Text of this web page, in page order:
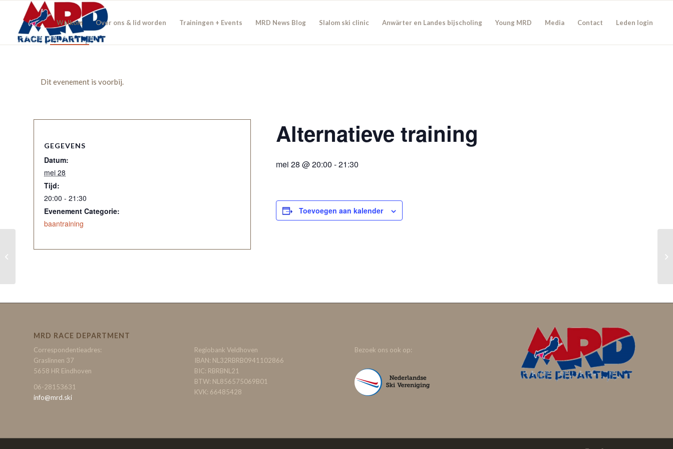
Welkom Over ons & lid worden Trainingen + Events MRD News Blog Slalom ski clinic Anwärter en Landes bijscholing Young MRD Media Contact Leden login
Dit evenement is voorbij.
Alternatieve training
mei 28 @ 20:00 -21:30
Toevoegen aan kalender
GEGEVENS
Datum:
mei 28
Tijd:
20:00 - 21:30
Evenement Categorie:
baantraining
MRD RACE DEPARTMENT
Correspondentieadres:
Graslinnen 37
5658 HR Eindhoven
06-28153631
info@mrd.ski
Regiobank Veldhoven
IBAN: NL32RBRB0941102866
BIC: RBRBNL21
BTW: NL856575069B01
KVK: 66485428
Bezoek ons ook op: